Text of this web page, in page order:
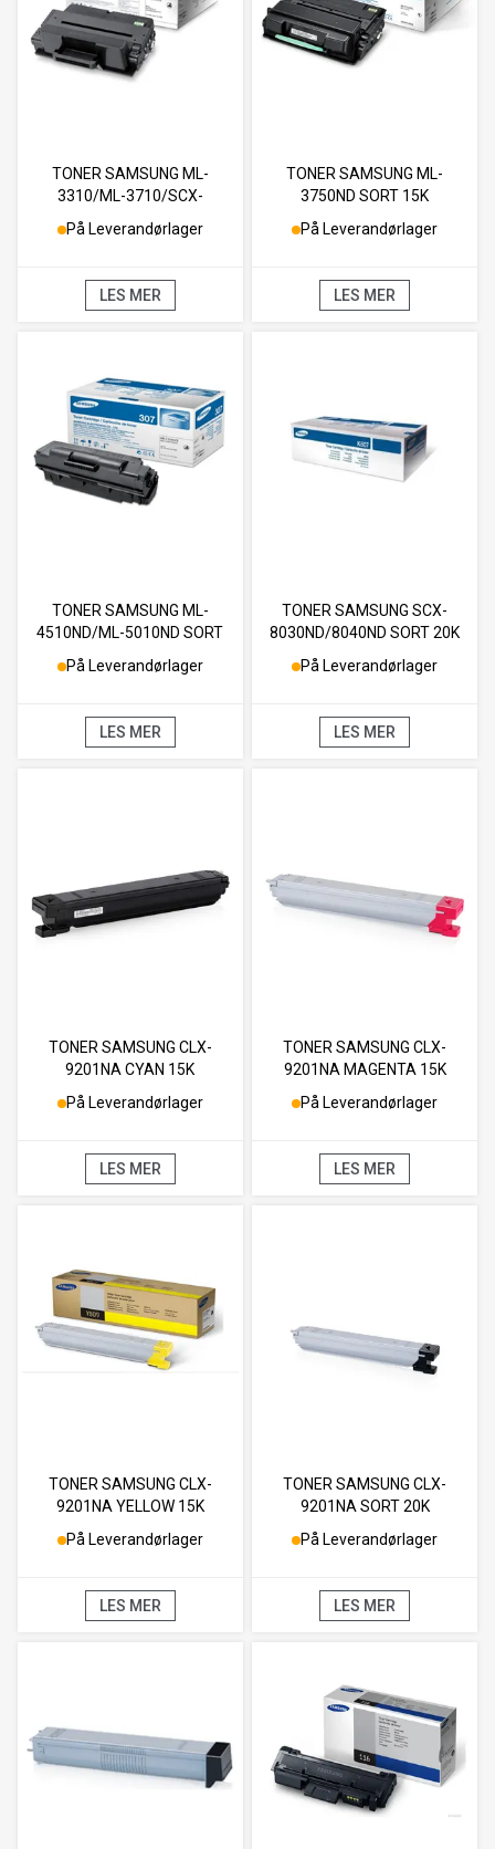
TONER SAMSUNG ML-
3310/ML-3710/SCX-
4833TROMMEL SORT 5K
På Leverandørlager
LES MER
TONER SAMSUNG ML-
3750ND SORT 15K
På Leverandørlager
LES MER
TONER SAMSUNG ML-
4510ND/ML-5010ND SORT
EXTRA HC 20K
På Leverandørlager
LES MER
TONER SAMSUNG SCX-
8030ND/8040ND SORT 20K
På Leverandørlager
LES MER
TONER SAMSUNG CLX-
9201NA CYAN 15K
På Leverandørlager
LES MER
TONER SAMSUNG CLX-
9201NA MAGENTA 15K
På Leverandørlager
LES MER
TONER SAMSUNG CLX-
9201NA YELLOW 15K
På Leverandørlager
LES MER
TONER SAMSUNG CLX-
9201NA SORT 20K
På Leverandørlager
LES MER